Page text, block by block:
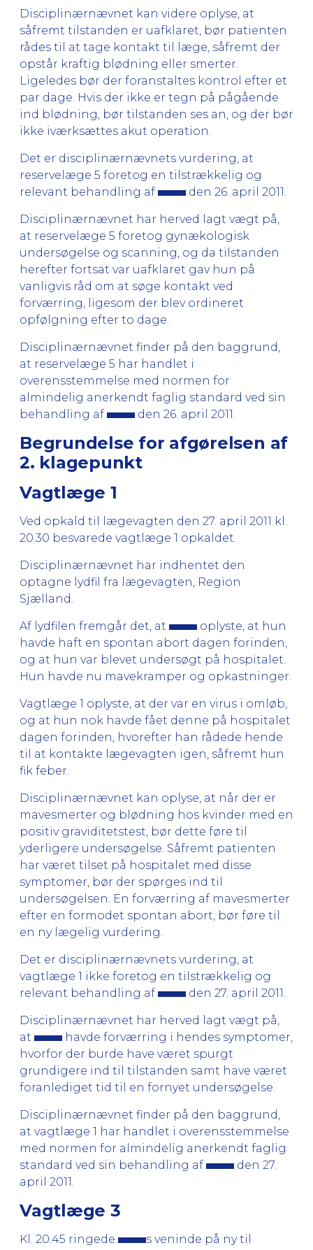
Disciplinærnævnet kan videre oplyse, at
såfremt tilstanden er uafklaret, bør patienten
rådes til at tage kontakt til læge, såfremt der
opstår kraftig blødning eller smerter.
Ligeledes bør der foranstaltes kontrol efter et
par dage. Hvis der ikke er tegn på pågående
ind blødning, bør tilstanden ses an, og der bør
ikke iværksættes akut operation.
Det er disciplinærnævnets vurdering, at
reservelæge 5 foretog en tilstrækkelig og
relevant behandling af
den 26. april 2011.
Disciplinærnævnet har herved lagt vægt på,
at reservelæge 5 foretog gynækologisk
undersøgelse og scanning, og da tilstanden
herefter fortsat var uafklaret gav hun på
vanligvis råd om at søge kontakt ved
forværring, ligesom der blev ordineret
opfølgning efter to dage.
Disciplinærnævnet finder på den baggrund,
at reservelæge 5 har handlet i
overensstemmelse med normen for
almindelig anerkendt faglig standard ved sin
behandling af
den 26. april 2011.
Begrundelse for afgørelsen af
2. klagepunkt
Vagtlæge 1
Ved opkald til lægevagten den 27. april 2011 kl.
20.30 besvarede vagtlæge 1 opkaldet.
Disciplinærnævnet har indhentet den
optagne lydfil fra lægevagten, Region
Sjælland.
Af lydfilen fremgår det, at
oplyste, at hun
havde haft en spontan abort dagen forinden,
og at hun var blevet undersøgt på hospitalet.
Hun havde nu mavekramper og opkastninger.
Vagtlæge 1 oplyste, at der var en virus i omløb,
og at hun nok havde fået denne på hospitalet
dagen forinden, hvorefter han rådede hende
til at kontakte lægevagten igen, såfremt hun
fik feber.
Disciplinærnævnet kan oplyse, at når der er
mavesmerter og blødning hos kvinder med en
positiv graviditetstest, bør dette føre til
yderligere undersøgelse. Såfremt patienten
har været tilset på hospitalet med disse
symptomer, bør der spørges ind til
undersøgelsen. En forværring af mavesmerter
efter en formodet spontan abort, bør føre til
en ny lægelig vurdering.
Det er disciplinærnævnets vurdering, at
vagtlæge 1 ikke foretog en tilstrækkelig og
relevant behandling af
den 27. april 2011.
Disciplinærnævnet har herved lagt vægt på,
at
havde forværring i hendes symptomer,
hvorfor der burde have været spurgt
grundigere ind til tilstanden samt have været
foranlediget tid til en fornyet undersøgelse.
Disciplinærnævnet finder på den baggrund,
at vagtlæge 1 har handlet i overensstemmelse
med normen for almindelig anerkendt faglig
standard ved sin behandling af
den 27.
april 2011.
Vagtlæge 3
Kl. 20.45 ringede
s veninde på ny til